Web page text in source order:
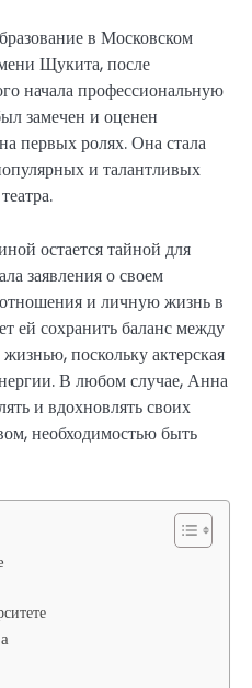
в Московском
Щукита, после
начала профессиональную
замечен и оценен
первых ролях. Она стала
и талантливых
остается тайной для
заявления о своем
и личную жизнь в
ей сохранить баланс между
поскольку актерская
В любом случае, Анна
и вдохновлять своих
необходимостью быть